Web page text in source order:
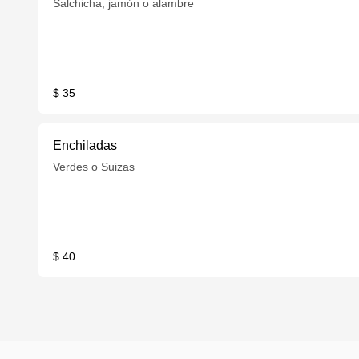
Salchicha, jamón o alambre
$ 35
Enchiladas
Verdes o Suizas
$ 40